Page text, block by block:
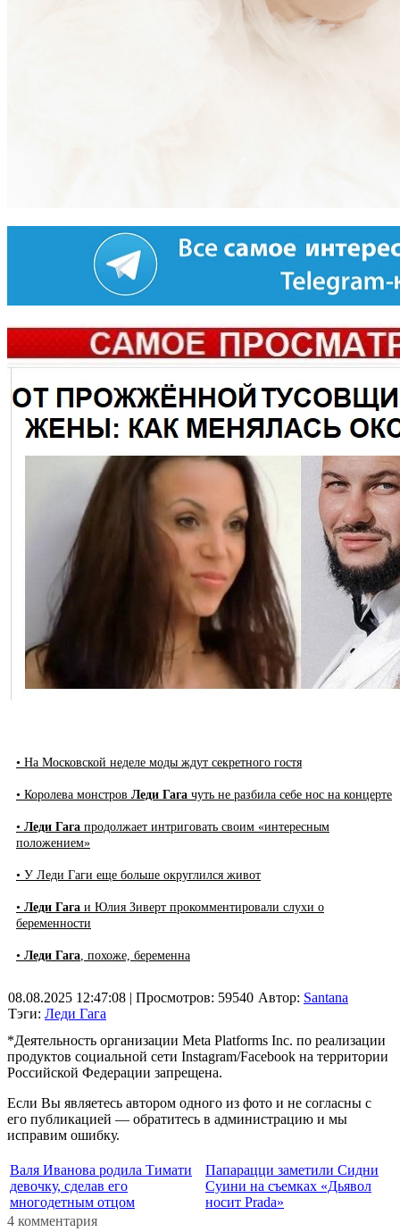
• На Московской неделе моды ждут секретного гостя
• Королева монстров Леди Гага чуть не разбила себе нос на концерте
• Леди Гага продолжает интриговать своим «интересным
положением»
• У Леди Гаги еще больше округлился живот
• Леди Гага и Юлия Зиверт прокомментировали слухи о
беременности
• Леди Гага , похоже, беременна
08.08.2025 12:47:08 | Просмотров: 59540
Тэги: Леди Гага
Автор: Santana
*Деятельность организации Meta Platforms Inc. по реализации
продуктов социальной сети Instagram/Facebook на территории
Российской Федерации запрещена.
Если Вы являетесь автором одного из фото и не согласны с
его публикацией — обратитесь в администрацию и мы
исправим ошибку.
Валя Иванова родила Тимати
девочку, сделав его
многодетным отцом
Папарацци заметили Сидни
Суини на съемках «Дьявол
носит Prada»
4 комментария